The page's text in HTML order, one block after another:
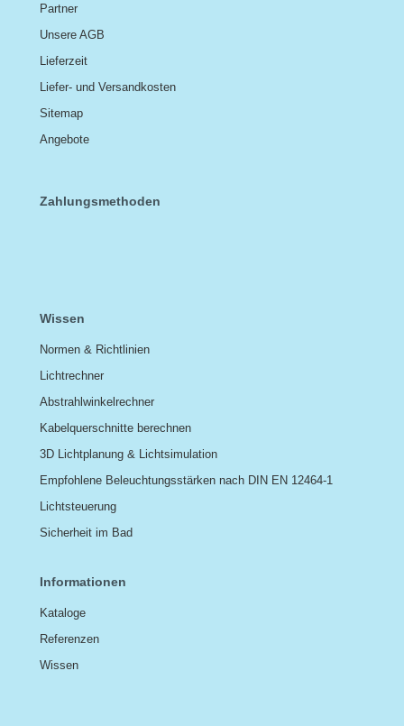
Partner
Unsere AGB
Lieferzeit
Liefer- und Versandkosten
Sitemap
Angebote
Zahlungsmethoden
Wissen
Normen & Richtlinien
Lichtrechner
Abstrahlwinkelrechner
Kabelquerschnitte berechnen
3D Lichtplanung & Lichtsimulation
Empfohlene Beleuchtungsstärken nach DIN EN 12464-1
Lichtsteuerung
Sicherheit im Bad
Informationen
Kataloge
Referenzen
Wissen